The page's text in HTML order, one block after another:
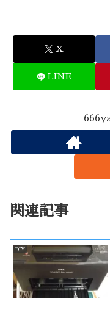
X
LINE
関連記事
DIY